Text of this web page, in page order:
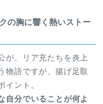
の胸に響く熱いストー
が、リア充たちを炎上
物語ですが、揚げ足取
イント。
自分でいることが何よ